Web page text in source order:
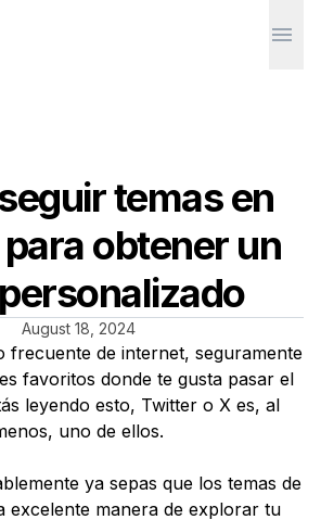
temas en
obtener un
August 18, 2024
frecuente de internet, seguramente
favoritos donde te gusta pasar el
leyendo esto, Twitter o X es, al
uno de ellos.
ya sepas que los temas de
excelente manera de explorar tu